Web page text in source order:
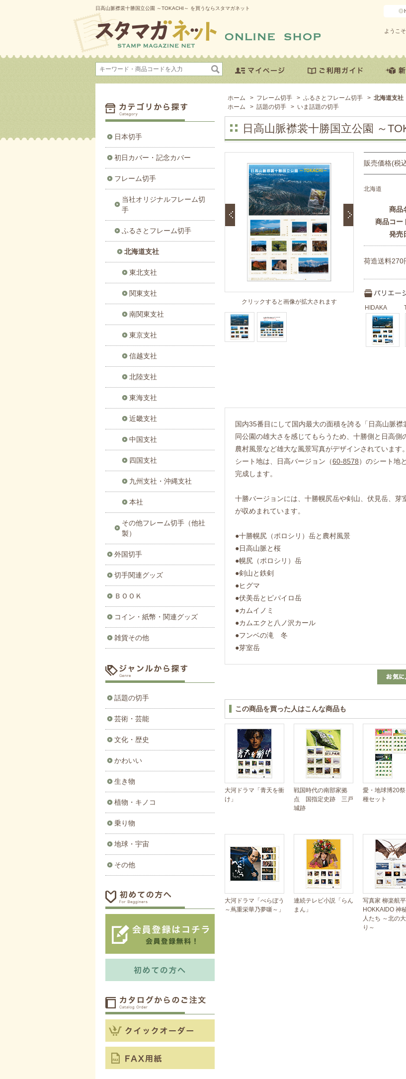
日高山脈襟裳十勝国立公園 ～TOKACHI～ を買うならスタマガネット
ようこそ
ホーム > フレーム切手 > ふるさとフレーム切手 > 北海道支社
ホーム
> 話題の切手 > いま話題の切手
日高山脈襟裳十勝国立公園 ～
クリックすると画像が拡大されます
販売価格(税
北海道
商品
商品コー
発売
荷造送料270
HIDAKA
国内35番目にして国内最大の面積を誇る「日高山脈襟
同公園の雄大さを感じてもらうため、十勝側と日高
農村風景など雄大な風景写真がデザインされています。
シート地は、日高バージョン（60-8578）のシート地
完成します。
十勝バージョンには、十勝幌尻岳や剣山、伏見岳、
が収めまれています。
●十勝幌尻（ポロシリ）岳と農村風景
●日高山脈と桜
●幌尻（ポロシリ）岳
●剣山と鉄剣
●ヒグマ
●伏美岳とピパイロ岳
●カムイノミ
●カムエクと八ノ沢カール
●フンベの滝 冬
●芽室岳
この商品を買った人はこんな商品も
大河ドラマ「青天を衝
け」
戦国時代の南部家拠
点 国指定史跡 三戸
城跡
愛・地球博20
種セット
大河ドラマ「べらぼう
～蔦重栄華乃夢噺～」
連続テレビ小説「らん
まん」
写真家 柳楽航平
HOKKAIDO 神
人たち ～北の
り～
日本切手
初日カバー・記念カバー
フレーム切手
当社オリジナルフレーム切
手
ふるさとフレーム切手
北海道支社
東北支社
関東支社
南関東支社
東京支社
信越支社
北陸支社
東海支社
近畿支社
中国支社
四国支社
九州支社・沖縄支社
本社
その他フレーム切手（他社
製）
外国切手
切手関連グッズ
ＢＯＯＫ
コイン・紙幣・関連グッズ
雑貨その他
話題の切手
芸術・芸能
文化・歴史
かわいい
生き物
植物・キノコ
乗り物
地球・宇宙
その他